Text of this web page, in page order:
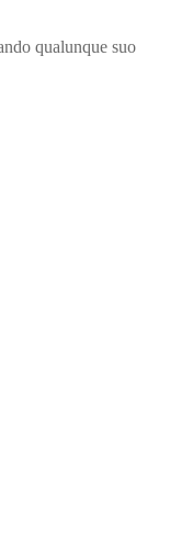
qualunque suo